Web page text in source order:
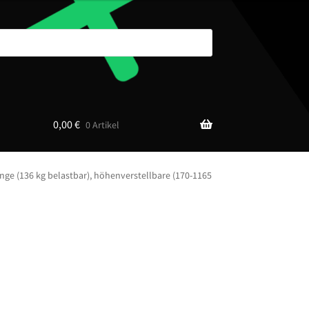
0,00€ 0 Artikel
(136 kg belastbar), höhenverstellbare (170-1165